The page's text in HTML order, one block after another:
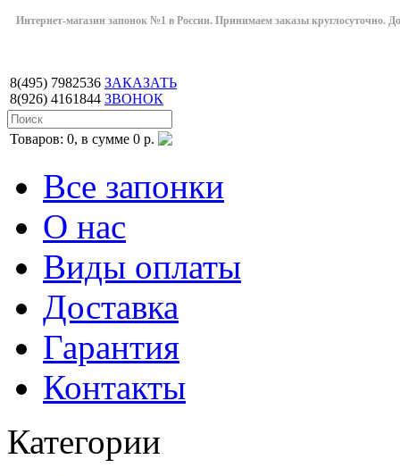
Интернет-магазин запонок №1 в России. Принимаем заказы круглосуточно.
8(495) 7982536
8(926) 4161844
ЗАКАЗАТЬ
ЗВОНОК
Товаров: 0, в сумме 0 р.
Все запонки
О нас
Виды оплаты
Доставка
Гарантия
Контакты
Категории